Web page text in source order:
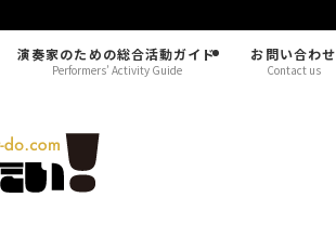
演奏家のための総合活動ガイド
Performers’ Activity Guide
お問い合わせ
Contact us